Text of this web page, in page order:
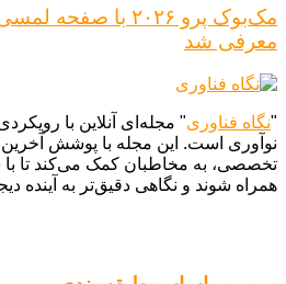
مک‌بوک پرو ۲۰۲۶ با
معرفی شد
"نگاه فناوری" مجله‌ای آنلاین با
نوآوری است. این مجله با پوشش آخرین
تخصصی، به مخاطبان کمک می‌کند تا
همراه شوند و نگاهی دقیق‌تر به آینده